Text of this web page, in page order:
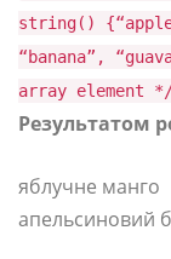
string()
“banana”,
array
Результатом
яблучне манго
апельсиновий